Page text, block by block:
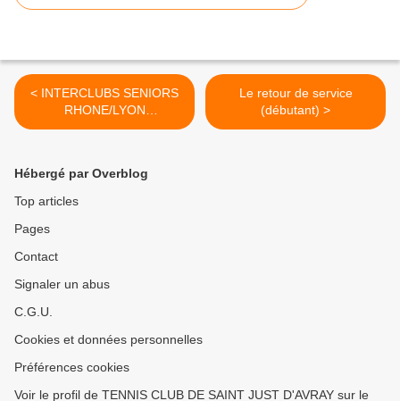
< INTERCLUBS SENIORS
RHONE/LYON
METROPOLE 2020
Le retour de service
(débutant) >
Hébergé par Overblog
Top articles
Pages
Contact
Signaler un abus
C.G.U.
Cookies et données personnelles
Préférences cookies
Voir le profil de TENNIS CLUB DE SAINT JUST D'AVRAY sur le